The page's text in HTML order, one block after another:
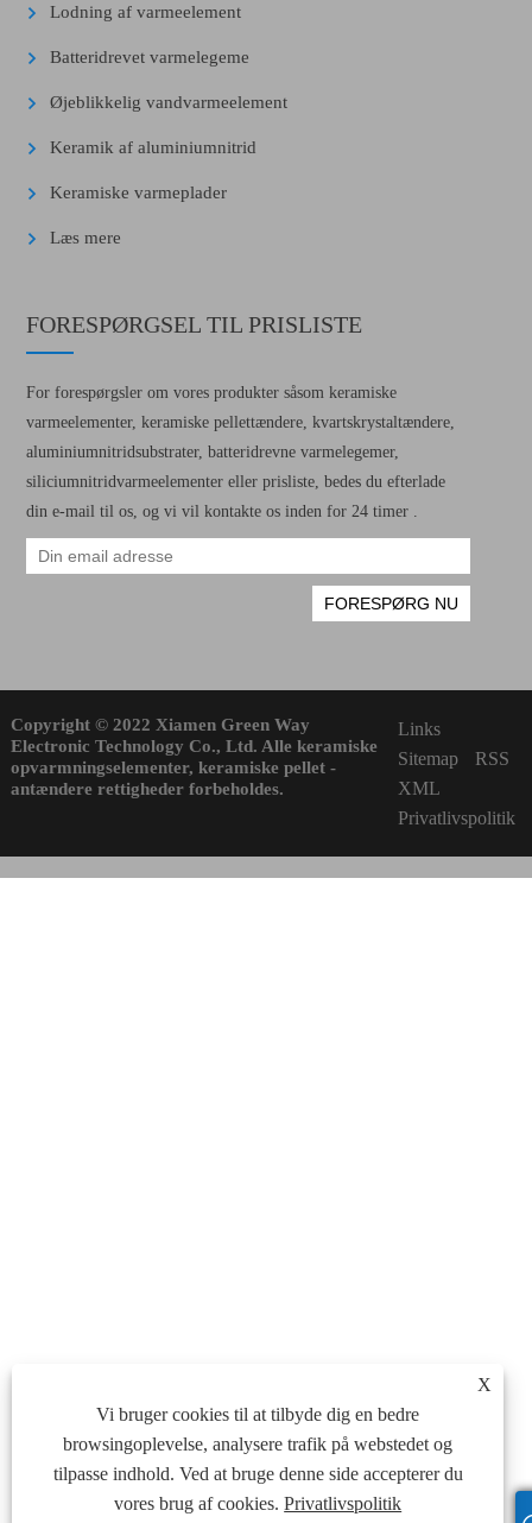
X
Vi bruger cookies til at tilbyde dig en bedre
browsingoplevelse, analysere trafik på webstedet og
tilpasse indhold. Ved at bruge denne side accepterer du
vores brug af cookies.Privatlivspolitik
Lodning af varmeelement
Batteridrevet varmelegeme
Øjeblikkelig vandvarmeelement
Keramik af aluminiumnitrid
Keramiske varmeplader
Læs mere
FORESPØRGSEL TIL PRISLISTE
For forespørgsler om vores produkter såsom keramiske
varmeelementer, keramiske pellettændere, kvartskrystaltændere,
aluminiumnitridsubstrater, batteridrevne varmelegemer,
siliciumnitridvarmeelementer eller prisliste, bedes du efterlade
din e-mail til os, og vi vil kontakte os inden for 24 timer .
Copyright © 2022 Xiamen Green Way
Electronic Technology Co., Ltd. Alle keramiske
opvarmningselementer, keramiske pellet -
antændere rettigheder forbeholdes.
Links
Sitemap
RSS
XML
Privatlivspolitik